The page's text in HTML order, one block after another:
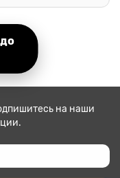
на наши